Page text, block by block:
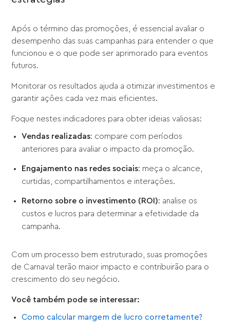
Após o término das promoções, é essencial avaliar o
desempenho das suas campanhas para entender o que
funcionou e o que pode ser aprimorado para eventos
futuros.
Monitorar os resultados ajuda a otimizar investimentos e
garantir ações cada vez mais eficientes.
Foque nestes indicadores para obter ideias valiosas:
Vendas realizadas: compare com períodos
anteriores para avaliar o impacto da promoção.
Engajamento nas redes sociais: meça o alcance,
curtidas, compartilhamentos e interações.
Retorno sobre o investimento (ROI): analise os
custos e lucros para determinar a efetividade da
campanha.
Com um processo bem estruturado, suas promoções
de Carnaval terão maior impacto e contribuirão para o
crescimento do seu negócio.
Você também pode se interessar:
Como calcular margem de lucro corretamente?